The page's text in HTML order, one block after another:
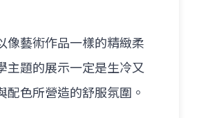
像藝術作品一樣的精緻柔
主題的展示一定是生冷又
色所營造的舒服氛圍。